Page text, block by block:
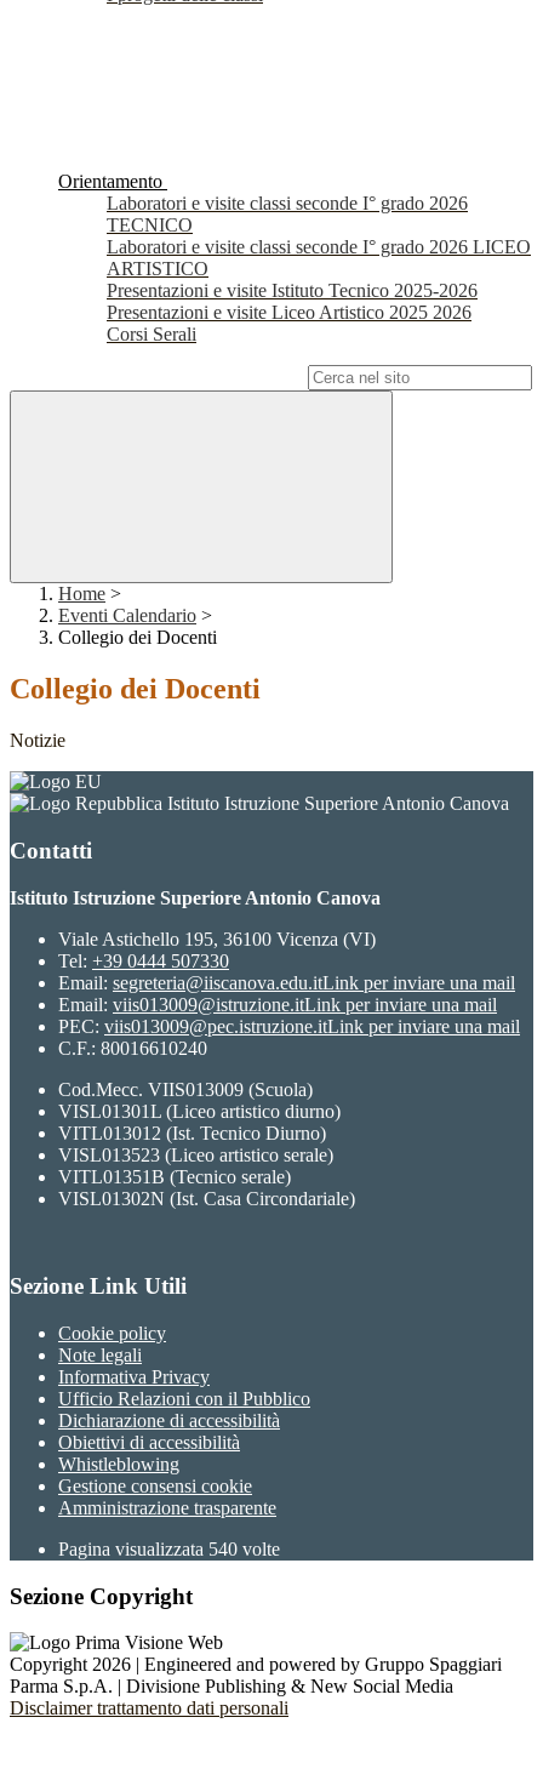
Orientamento
Laboratori e visite classi seconde I° grado 2026
TECNICO
Laboratori e visite classi seconde I° grado 2026 LICEO
ARTISTICO
Presentazioni e visite Istituto Tecnico 2025-2026
Presentazioni e visite Liceo Artistico 2025 2026
Corsi Serali
Home >
Eventi Calendario >
Collegio dei Docenti
Collegio dei Docenti
Notizie
Istituto Istruzione Superiore Antonio Canova
Contatti
Istituto Istruzione Superiore Antonio Canova
Viale Astichello 195, 36100 Vicenza (VI)
Tel: +39 0444 507330
Email: segreteria@iiscanova.edu.itLink per inviare una mail
Email: viis013009@istruzione.itLink per inviare una mail
PEC: viis013009@pec.istruzione.itLink per inviare una mail
C.F.: 80016610240
Cod.Mecc. VIIS013009 (Scuola)
VISL01301L (Liceo artistico diurno)
VITL013012 (Ist. Tecnico Diurno)
VISL013523 (Liceo artistico serale)
VITL01351B (Tecnico serale)
VISL01302N (Ist. Casa Circondariale)
Sezione Link Utili
Cookie policy
Note legali
Informativa Privacy
Ufficio Relazioni con il Pubblico
Dichiarazione di accessibilità
Obiettivi di accessibilità
Whistleblowing
Gestione consensi cookie
Amministrazione trasparente
Pagina visualizzata 540 volte
Sezione Copyright
Copyright 2026 | Engineered and powered by Gruppo Spaggiari
Parma S.p.A. | Divisione Publishing & New Social Media
Disclaimer trattamento dati personali